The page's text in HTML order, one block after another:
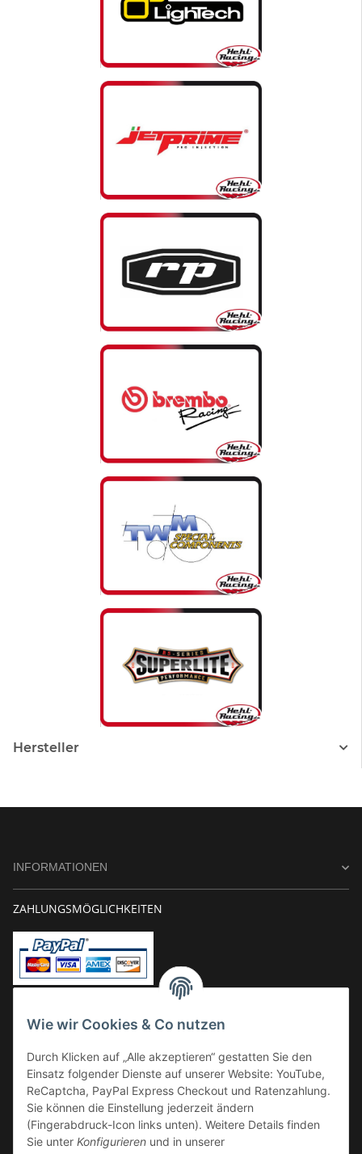
Wie wir Cookies & Co nutzen
Durch Klicken auf „Alle akzeptieren“ gestatten Sie den
Einsatz folgender Dienste auf unserer Website: YouTube,
ReCaptcha, PayPal Express Checkout und Ratenzahlung.
Sie können die Einstellung jederzeit ändern
(Fingerabdruck-Icon links unten). Weitere Details finden
Sie unter Konfigurieren und in unserer
Hersteller
INFORMATIONEN
ZAHLUNGSMÖGLICHKEITEN
Kauf auf Rechnung
VERSAND